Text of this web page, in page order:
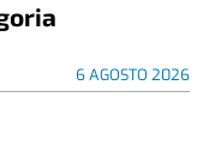
6 AGOSTO 2026